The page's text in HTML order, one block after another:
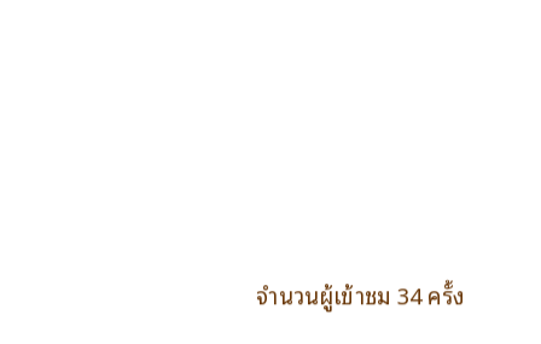
จำนวนผู้เข้าชม 34 ครั้ง